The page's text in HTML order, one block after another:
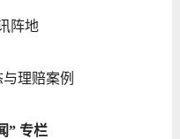
阵地
理赔案例
” 专栏